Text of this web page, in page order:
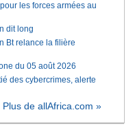
les forces armées au
dit long
Bt relance la filière
du 05 août 2026
des cybercrimes, alerte
Plus de allAfrica.com »